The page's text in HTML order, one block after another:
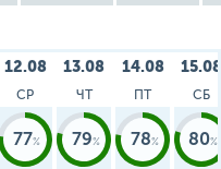
12.08
СР
13.08
ЧТ
14.08
ПТ
15.08
СБ
77 79 78 80